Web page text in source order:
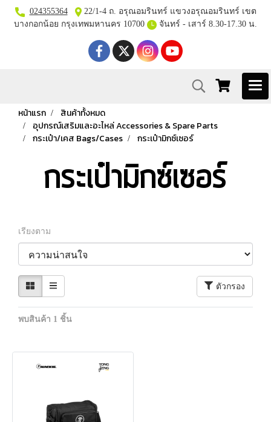
024355364
22/1-4 ถ. อรุณอมรินทร์ แขวงอรุณอมรินทร์ เขต
บางกอกน้อย กรุงเทพมหานคร 10700
จันทร์ - เสาร์ 8.30-17.30 น.
หน้าแรก
สินค้าทั้งหมด
อุปกรณ์เสริมและอะไหล่ Accessories & Spare Parts
กระเป๋า/เคส Bags/Cases
กระเป๋ามิกซ์เซอร์
กระเป๋ามิกซ์เซอร์
เรียงตาม
ตัวกรอง
พบสินค้า 1 ชิ้น